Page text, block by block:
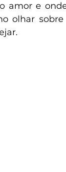
amor e
olhar